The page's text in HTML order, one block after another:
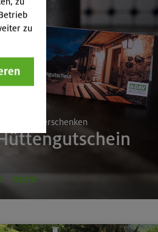
verschenken
mehr
zu